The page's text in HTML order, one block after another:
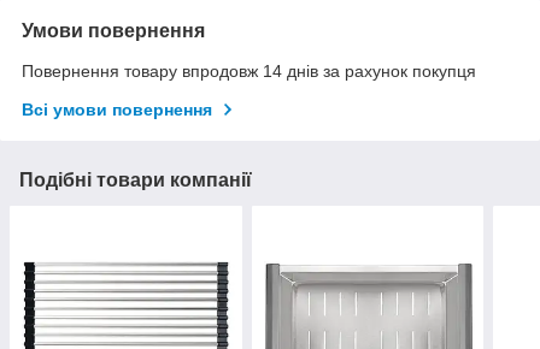
Умови повернення
Повернення товару впродовж 14 днів за рахунок покупця
Всі умови повернення
Подібні товари компанії